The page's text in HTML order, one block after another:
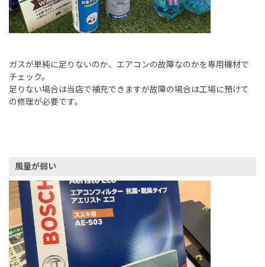
ガスが単純に足りないのか、エアコンの故障なのかを専用機材で
チェック。
足りない場合は当店で補充できますが故障の場合は工場に預けて
の修理が必要です。
風量が弱い